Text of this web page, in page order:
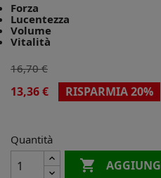
Forza
Lucentezza
Volume
Vitalità
16,70 €
13,36 € RISPARMIA 20%
Quantità
